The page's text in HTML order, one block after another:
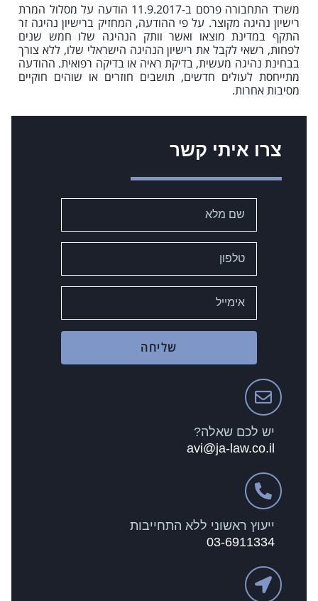
משרד התחבורה פרסם ב-11.9.2017 הודעה על מסלול המרת
רישיון נהיגה מקוצר. על פי ההודעה, המחזיק ברישיון נהיגה זר
התקף במדינת מוצאו ואשר וותק הנהיגה שלו חמש שנים
לפחות, רשאי לקבל את רישיון הנהיגה הישראלי שלו, ללא צורך
בבחינת נהיגה מעשית, בדיקת ראיה או בדיקה רפואית. ההודעה
מתייחסת לעולים חדשים, תושבים חוזרים או שוהים חוקיים
מסיבות אחרות.
צרו איתי קשר
שליחה
יש לכם שאלה?
avi@ja-law.co.il
ייעוץ ראשוני ללא התחייבות
03-6911334